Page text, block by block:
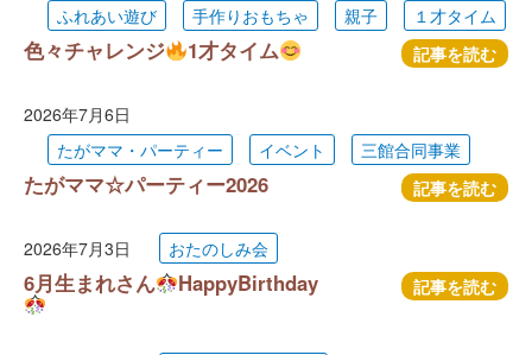
ふれあい遊び
手作りおもちゃ 親子 １才タイム
色々チャレンジ 1才タイム 記事を読む
2026年7月6日
たがママ・パーティー
イベント 三館合同事業
たがママ☆パーティー2026 記事を読む
2026年7月3日 おたのしみ会
6月生まれさん HappyBirthday 記事を読む